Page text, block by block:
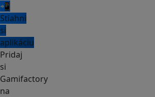
📲
Stiahni
si
aplikáciu
Pridaj
si
Gamifactory
na